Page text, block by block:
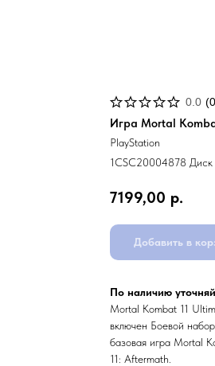
0.0 (0
Игра Mortal
PlayStation
1CSC20004878 Диск
7199,00 р.
Добавить в
По наличию
Mortal Kombat 11
включен Боевой
базовая игра Mortal
11: Aftermath.